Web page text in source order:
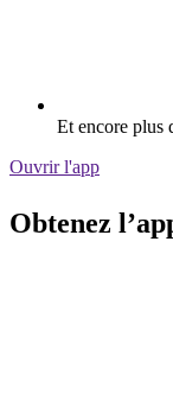
Et encore plus
Ouvrir l'app
Obtenez